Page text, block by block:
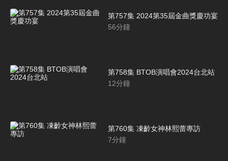
第757集 2024第35屆金曲獎慶功宴
56分鐘
第758集 BTOB演唱會2024台北站
12分鐘
第760集 凍齡女神林熙蕾專訪
7分鐘